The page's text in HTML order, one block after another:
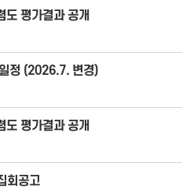
평가결과 공개
정 (2026.7. 변경)
평가결과 공개
회공고